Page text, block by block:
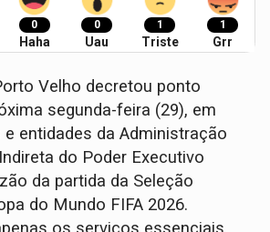
0
Haha
0
Uau
1
Triste
1
Grr
Velho decretou ponto
segunda-feira (29), em
entidades da Administração
do Poder Executivo
da partida da Seleção
do Mundo FIFA 2026.